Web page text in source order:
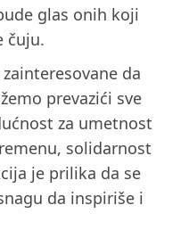
glas onih koji
čuju.
da
prevazići sve
za umetnost
solidarnost
je prilika da se
da inspiriše i